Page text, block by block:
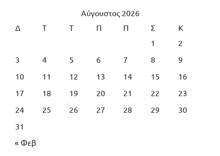
Αύγουστος 2026
Δ
Τ Τ Π Π Σ
Κ
1
2
3
4 5 6 7 8
9
10
11 12 13 14 15
16
17
18 19 20 21 22
23
24
25 26 27 28 29
30
31
« Φεβ